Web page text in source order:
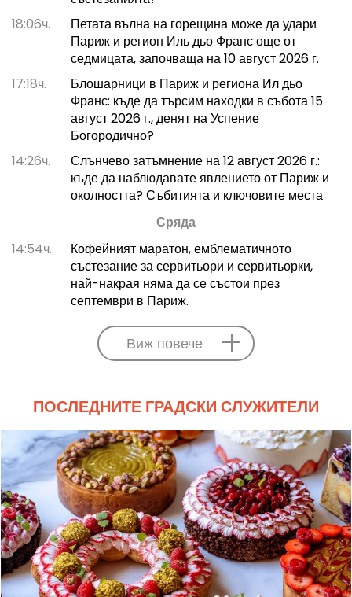
18:06ч.
Петата вълна на горещина може да удари
Париж и регион Иль дьо Франс още от
седмицата, започваща на 10 август 2026 г.
17:18ч.
Блошарници в Париж и региона Ил дьо
Франс: къде да търсим находки в събота 15
август 2026 г., денят на Успение
Богородично?
14:26ч.
Слънчево затъмнение на 12 август 2026 г.:
къде да наблюдавате явлението от Париж и
околността? Събитията и ключовите места
Сряда
14:54ч.
Кофейният маратон, емблематичното
състезание за сервитьори и сервитьорки,
най-накрая няма да се състои през
септември в Париж.
Виж повече
ПОСЛЕДНИТЕ ГРАДСКИ СЛУЖИТЕЛИ